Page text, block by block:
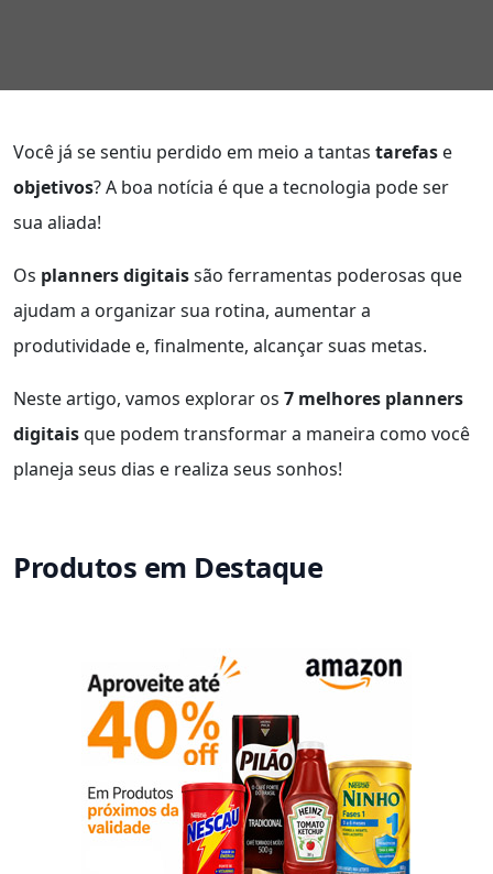
Você já se sentiu perdido em meio a tantas tarefas e
objetivos? A boa notícia é que a tecnologia pode ser
sua aliada!
Os planners digitaissão ferramentas poderosas que
ajudam a organizar sua rotina, aumentar a
produtividade e, finalmente, alcançar suas metas.
Neste artigo, vamos explorar os 7 melhores planners
digitaisque podem transformar a maneira como você
planeja seus dias e realiza seus sonhos!
Produtos em Destaque